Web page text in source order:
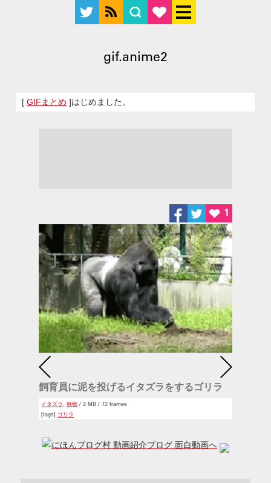
gif.anime2
[ GIFまとめ ]はじめました。
飼育員に泥を投げるイタズラをするゴリラ
イタズラ, 動物 / 2 MB / 72 frames
[tags] ゴリラ
1